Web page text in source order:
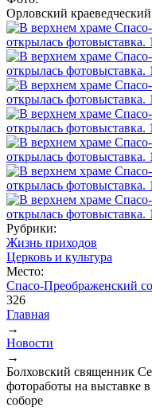
Орловский
Рубрики:
Жизнь приходов
Церковь и культура
Место:
Спасо-Преображенский
326
Вы здесь
Главная
→
Новости
→
Болховский священник
фотоработы на выставке
соборе